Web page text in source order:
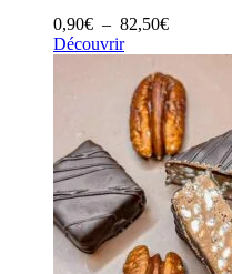
0,90€ – 82,50€Plage
0,90€
à
82,50€
Découvrir